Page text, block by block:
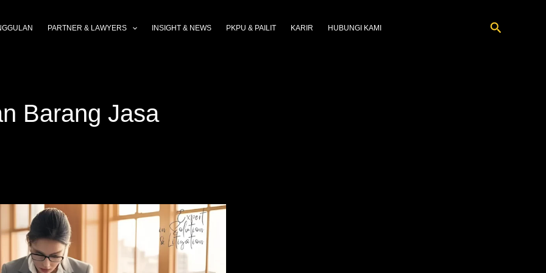
PARTNER & LAWYERS INSIGHT & NEWS PKPU & PAILIT KARIR HUBUNGI KAMI Cari
Barang Jasa